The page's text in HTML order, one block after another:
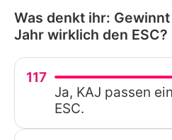
Was denkt ihr:
Jahr wirklich den ESC?
117
Ja, KAJ passen
ESC.